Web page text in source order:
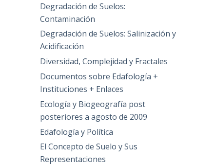
Degradación de Suelos:
Contaminación
Degradación de Suelos: Salinización y
Acidificación
Diversidad, Complejidad y Fractales
Documentos sobre Edafología +
Instituciones + Enlaces
Ecología y Biogeografía post
posteriores a agosto de 2009
Edafología y Política
El Concepto de Suelo y Sus
Representaciones